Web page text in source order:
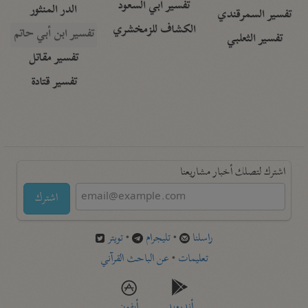
تفسير السمرقندي
تفسير الثعلبي
تفسير أبي السعود
الكشاف للزمخشري
الدر المنثور
تفسير ابن أبي حاتم
تفسير مقاتل
تفسير قتادة
اشترك لتصلك أخبار مشاريعنا
اشترك
راسلنا •تليجرام •تويتر
تعليمات •عن الباحث القرآني